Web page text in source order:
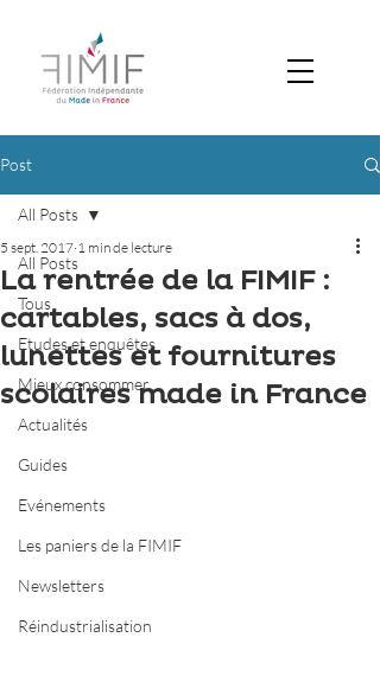
Post
All Posts
Tous
Etudes et enquêtes
Mieux consommer
Actualités
Guides
Evénements
Les paniers de la FIMIF
Newsletters
Réindustrialisation
All Posts
La rentrée de la FIMIF :
cartables, sacs à dos,
lunettes et fournitures
scolaires made in France
5 sept. 2017 1 min de lecture